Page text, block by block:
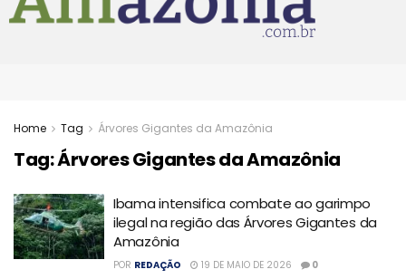
Home Tag Árvores Gigantes da Amazônia
Tag:Árvores Gigantes da Amazônia
Ibama intensifica combate ao garimpo
ilegal na região das Árvores Gigantes da
Amazônia
POR REDAÇÃO 19 DE MAIO DE 2026 0